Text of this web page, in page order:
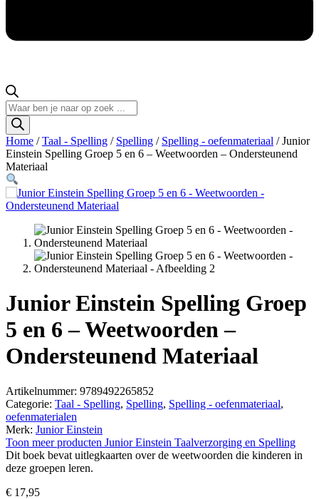
Producten
zoeken
Home /Taal - Spelling / Spelling / Spelling - oefenmateriaal / Junior
Einstein Spelling Groep 5 en 6 – Weetwoorden – Ondersteunend
Materiaal
Junior Einstein Spelling Groep
5 en 6 – Weetwoorden –
Ondersteunend Materiaal
Artikelnummer: 9789492265852
Categorie: Taal - Spelling, Spelling, Spelling - oefenmateriaal,
oefenmaterialen
Merk: Junior Einstein
Toon meer producten Junior Einstein Taalverzorging en Spelling
Dit boek bevat uitlegkaarten over de weetwoorden die kinderen in
deze groepen leren.
€ 17,95